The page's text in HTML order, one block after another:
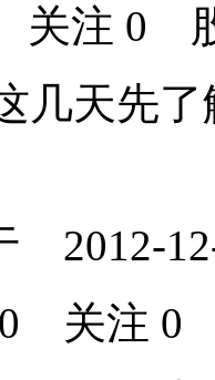
关注 0
几天先了
2012-
0 关注 0